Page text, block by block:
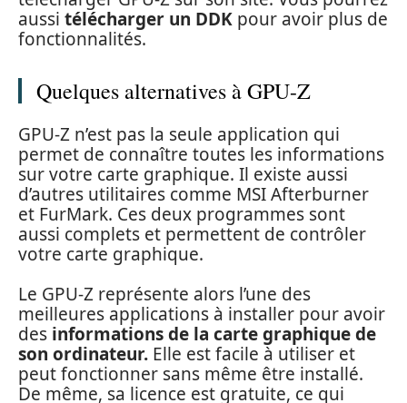
aussi télécharger un DDK pour avoir plus de
fonctionnalités.
Quelques alternatives à GPU-Z
GPU-Z n’est pas la seule application qui
permet de connaître toutes les informations
sur votre carte graphique. Il existe aussi
d’autres utilitaires comme MSI Afterburner
et FurMark. Ces deux programmes sont
aussi complets et permettent de contrôler
votre carte graphique.
Le GPU-Z représente alors l’une des
meilleures applications à installer pour avoir
des informations de la carte graphique de
son ordinateur. Elle est facile à utiliser et
peut fonctionner sans même être installé.
De même, sa licence est gratuite, ce qui